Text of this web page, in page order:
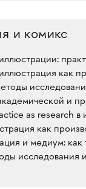
и комикс
как
и
as research в
как
и медиум: как
исследования